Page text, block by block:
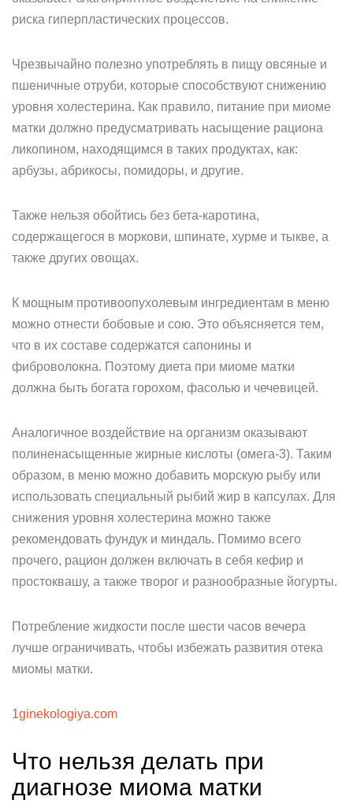
риска гиперпластических процессов.
Чрезвычайно полезно употреблять в пищу овсяные и
пшеничные отруби, которые способствуют снижению
уровня холестерина. Как правило, питание при миоме
матки должно предусматривать насыщение рациона
ликопином, находящимся в таких продуктах, как:
арбузы, абрикосы, помидоры, и другие.
Также нельзя обойтись без бета-каротина,
содержащегося в моркови, шпинате, хурме и тыкве, а
также других овощах.
К мощным противоопухолевым ингредиентам в меню
можно отнести бобовые и сою. Это объясняется тем,
что в их составе содержатся сапонины и
фиброволокна. Поэтому диета при миоме матки
должна быть богата горохом, фасолью и чечевицей.
Аналогичное воздействие на организм оказывают
полиненасыщенные жирные кислоты (омега-3). Таким
образом, в меню можно добавить морскую рыбу или
использовать специальный рыбий жир в капсулах. Для
снижения уровня холестерина можно также
рекомендовать фундук и миндаль. Помимо всего
прочего, рацион должен включать в себя кефир и
простоквашу, а также творог и разнообразные йогурты.
Потребление жидкости после шести часов вечера
лучше ограничивать, чтобы избежать развития отека
миомы матки.
1ginekologiya.com
Что нельзя делать при
диагнозе миома матки